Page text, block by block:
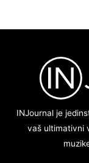
INJournal je
vaš ultimativni